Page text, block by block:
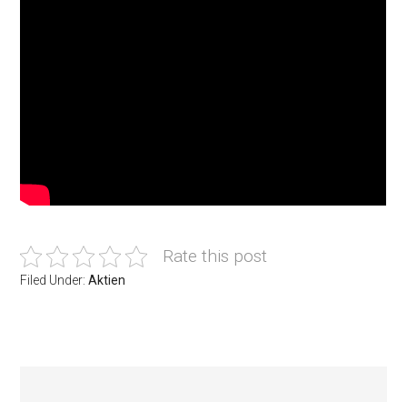
Rate this post
Filed Under:Aktien